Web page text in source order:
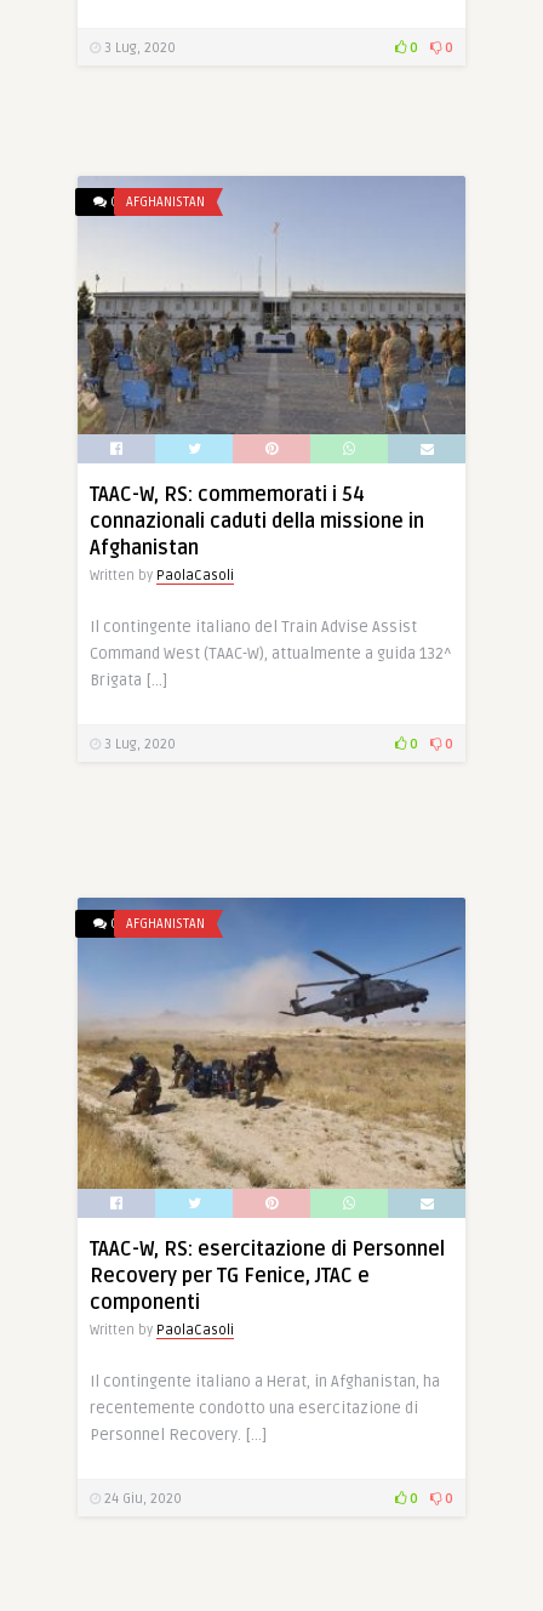
3 Lug, 2020 0 0
0 AFGHANISTAN
TAAC-W, RS: commemorati i 54
connazionali caduti della missione in
Afghanistan
Written by PaolaCasoli
Il contingente italiano del Train Advise Assist
Command West (TAAC-W), attualmente a guida 132^
Brigata […]
3 Lug, 2020 0 0
0 AFGHANISTAN
TAAC-W, RS: esercitazione di Personnel
Recovery per TG Fenice, JTAC e
componenti
Written by PaolaCasoli
Il contingente italiano a Herat, in Afghanistan, ha
recentemente condotto una esercitazione di
Personnel Recovery. […]
24 Giu, 2020 0 0